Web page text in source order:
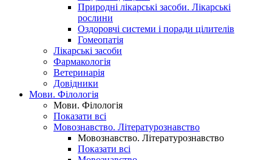
Природні лікарські засоби. Лікарські
рослини
Оздоровчі системи і поради цілителів
Гомеопатія
Лікарські засоби
Фармакологія
Ветеринарія
Довідники
Мови. Філологія
Мови. Філологія
Показати всі
Мовознавство. Літературознавство
Мовознавство. Літературознавство
Показати всі